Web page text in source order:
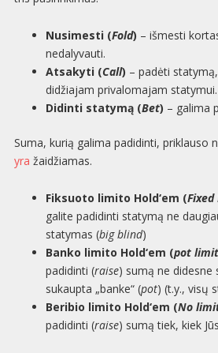
Nusimesti (Fold) – išmesti
nedalyvauti.
Atsakyti (Call) – padėti
didžiajam privalomajam statymui.
Didinti statymą (Bet) – galima
Suma, kurią galima padidinti, priklauso
yra žaidžiamas.
Fiksuoto limito Hold‘em (
galite padidinti statymą ne
statymas (big blind)
Banko limito Hold‘em (pot limit
padidinti (raise) sumą ne didesne
sukaupta „banke“ (pot) (t.y., visų
Beribio limito Hold‘em (No
padidinti (raise) sumą tiek, kiek